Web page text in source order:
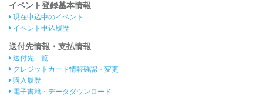
イベント登録基本情報
現在申込中のイベント
イベント申込履歴
送付先情報・支払情報
送付先一覧
クレジットカード情報確認・変更
購入履歴
電子書籍・データダウンロード